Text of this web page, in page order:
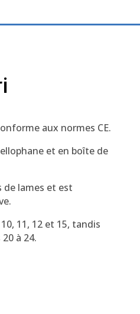
aux normes CE.
et en boîte de
lames et est
11, 12 et 15, tandis
à 24.